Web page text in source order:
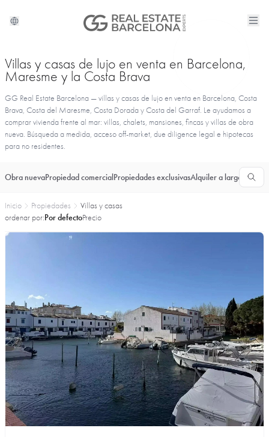
Villas y casas de lujo en venta en Barcelona,
Maresme y la Costa Brava
GG Real Estate Barcelona — villas y casas de lujo en venta en Barcelona, Costa
Brava, Costa del Maresme, Costa Dorada y Costa del Garraf. Le ayudamos a
comprar vivienda frente al mar: villas, chalets, mansiones, fincas y villas de obra
nueva. Búsqueda a medida, acceso off-market, due diligence legal e hipotecas
para no residentes.
Obra nuevaPropiedad comercial Propiedades exclusivasAlquiler a largo plazo
Inicio Propiedades
Villas y casas
ordenar por:Por defectoPrecio